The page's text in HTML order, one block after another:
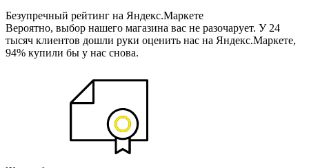
Безупречный рейтинг на Яндекс.Маркете
Вероятно, выбор нашего магазина вас не разочарует. У 24
тысяч клиентов дошли руки оценить нас на Яндекс.Маркете,
94% купили бы у нас снова.